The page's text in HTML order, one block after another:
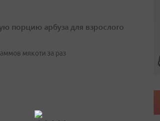
порцию арбуза для взрослого
мякоти за раз